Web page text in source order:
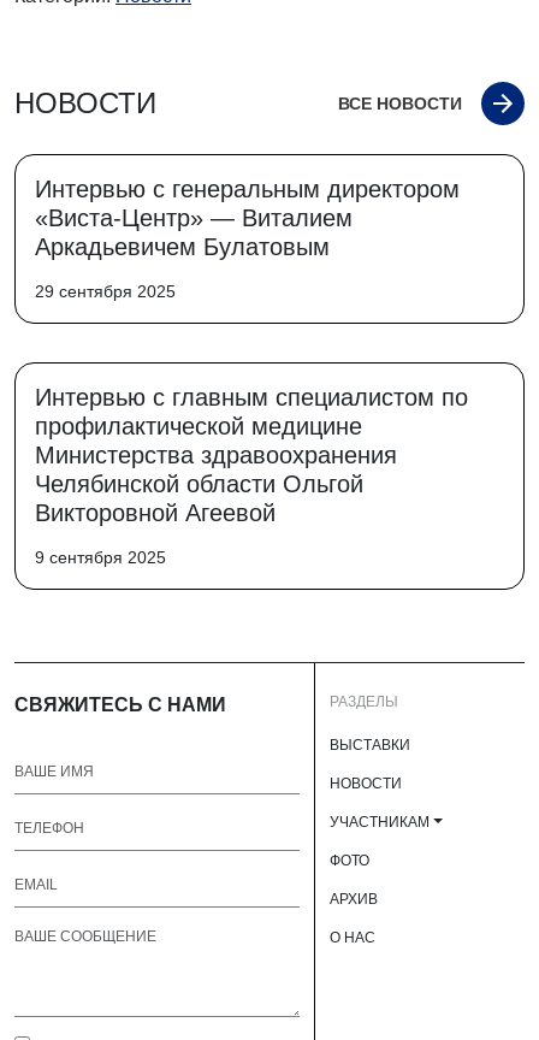
НОВОСТИ ВСЕ НОВОСТИ
Интервью с генеральным директором
«Виста-Центр» — Виталием
Аркадьевичем Булатовым
29 сентября 2025
Интервью с главным специалистом по
профилактической медицине
Министерства здравоохранения
Челябинской области Ольгой
Викторовной Агеевой
9 сентября 2025
СВЯЖИТЕСЬ С НАМИ РАЗДЕЛЫ
ВЫСТАВКИ
НОВОСТИ
УЧАСТНИКАМ
ФОТО
АРХИВ
О НАС